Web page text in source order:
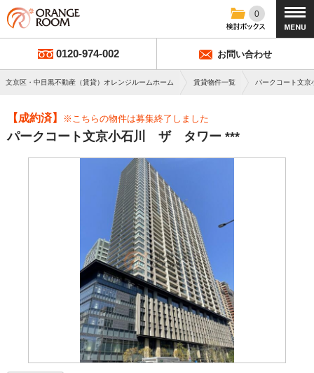
0
0120-974-002 お問い合わせ
文京区・中目黒不動産（賃貸）オレンジルームホーム 賃貸物件一覧 パークコート文
【成約済】 ※こちらの物件は募集終了しました
パークコート文京小石川 ザ タワー ***